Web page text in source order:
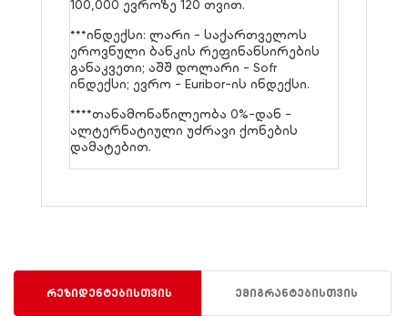
100,000 ევროზე 120 თვით.
***ინდექსი: ლარი - საქართველოს
ეროვნული ბანკის რეფინანსირების
განაკვეთი; აშშ დოლარი - Sofr
ინდექსი; ევრო - Euribor-ის ინდექსი.
****თანამონაწილეობა 0%-დან -
ალტერნატიული უძრავი ქონების
დამატებით.
რეზიდენტებისთვის ემიგრანტებისთვის